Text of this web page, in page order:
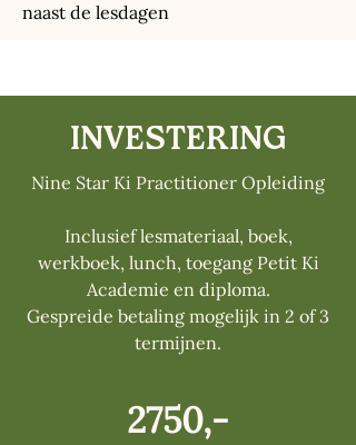
naast de lesdagen
INVESTERING
Nine Star Ki Practitioner Opleiding
Inclusief lesmateriaal, boek,
werkboek, lunch, toegang Petit Ki
Academie en diploma.
Gespreide betaling mogelijk in 2 of 3
termijnen.
2750,-